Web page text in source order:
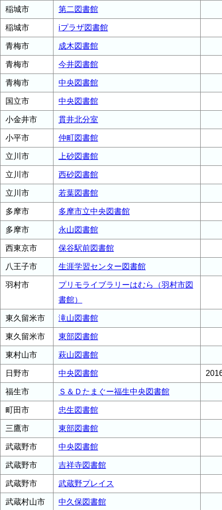
稲城市 第二図書館
稲城市 iプラザ図書館
青梅市 成木図書館
青梅市 今井図書館
青梅市 中央図書館
国立市 中央図書館
小金井市 貫井北分室
小平市 仲町図書館
立川市 上砂図書館
立川市 西砂図書館
立川市 若葉図書館
多摩市 多摩市立中央図書館
多摩市 永山図書館
西東京市 保谷駅前図書館
八王子市 生涯学習センター図書館
羽村市
プリモライブラリーはむら（羽村市図
書館）
東久留米市 滝山図書館
東久留米市 東部図書館
東村山市 萩山図書館
日野市 中央図書館
福生市 Ｓ＆Ｄたまぐー福生中央図書館
町田市 忠生図書館
三鷹市 東部図書館
武蔵野市 中央図書館
武蔵野市 吉祥寺図書館
武蔵野市 武蔵野プレイス
武蔵村山市 中久保図書館